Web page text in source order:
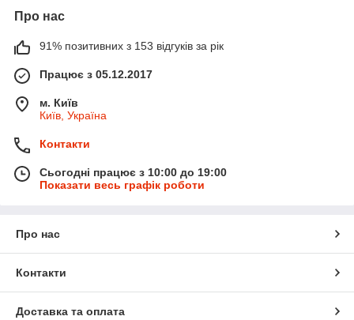
Про нас
91% позитивних з 153 відгуків за рік
Працює з 05.12.2017
м. Київ
Київ, Україна
Контакти
Сьогодні працює з 10:00 до 19:00
Показати весь графік роботи
Про нас
Контакти
Доставка та оплата